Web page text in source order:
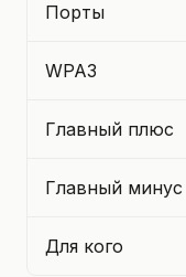
Порты
WPA3
Главный плюс
Главный минус
Для кого